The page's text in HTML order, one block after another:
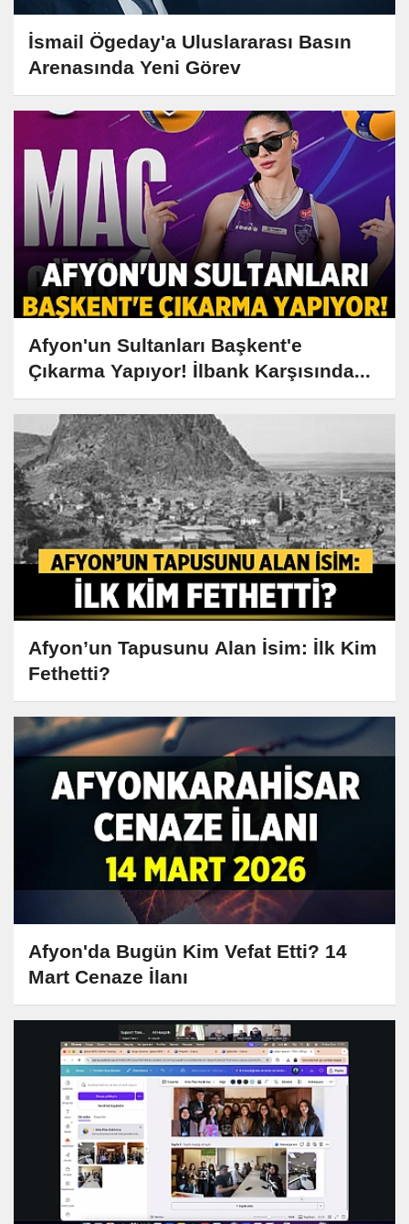
İsmail Ögeday'a Uluslararası Basın
Arenasında Yeni Görev
Afyon'un Sultanları Başkent'e
Çıkarma Yapıyor! İlbank Karşısında...
Afyon’un Tapusunu Alan İsim: İlk Kim
Fethetti?
Afyon'da Bugün Kim Vefat Etti? 14
Mart Cenaze İlanı